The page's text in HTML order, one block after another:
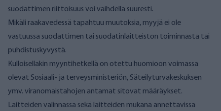
suodattimen riittoisuus voi vaihdella suuresti.
Mikäli raakavedessä tapahtuu muutoksia, myyjä ei ole
vastuussa suodattimen tai suodatinlaitteiston toiminnasta tai
puhdistuskyvystä.
Kulloisellakin myyntihetkellä on otettu huomioon voimassa
olevat Sosiaali- ja terveysministeriön, Säteilyturvakeskuksen
ymv. viranomaistahojen antamat sitovat määräykset.
Laitteiden valinnassa sekä laitteiden mukana annettavissa